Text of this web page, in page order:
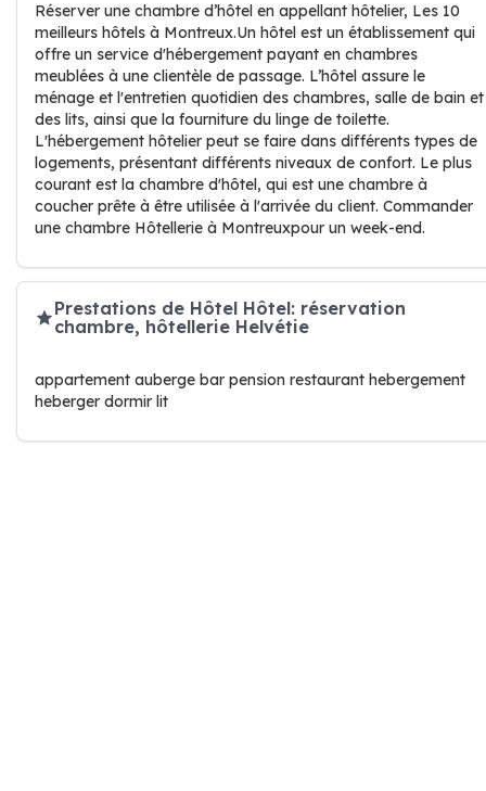
Réserver une chambre d’hôtel en appellant hôtelier, Les 10
meilleurs hôtels à Montreux.Un hôtel est un établissement qui
offre un service d'hébergement payant en chambres
meublées à une clientèle de passage. L’hôtel assure le
ménage et l'entretien quotidien des chambres, salle de bain et
des lits, ainsi que la fourniture du linge de toilette.
L'hébergement hôtelier peut se faire dans différents types de
logements, présentant différents niveaux de confort. Le plus
courant est la chambre d'hôtel, qui est une chambre à
coucher prête à être utilisée à l'arrivée du client. Commander
une chambre Hôtellerie à Montreuxpour un week-end.
Prestations de Hôtel Hôtel: réservation
chambre, hôtellerie Helvétie
appartement auberge bar pension restaurant hebergement
heberger dormir lit